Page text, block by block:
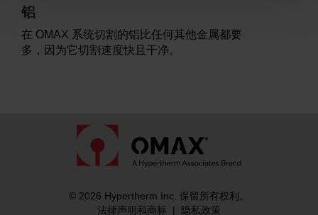
铝
在 OMAX 系统切割的铝比任何其他金属都要
多，因为它切割速度快且干净。
© 2026 Hypertherm Inc. 保留所有权利。
法律声明和商标
| 隐私政策